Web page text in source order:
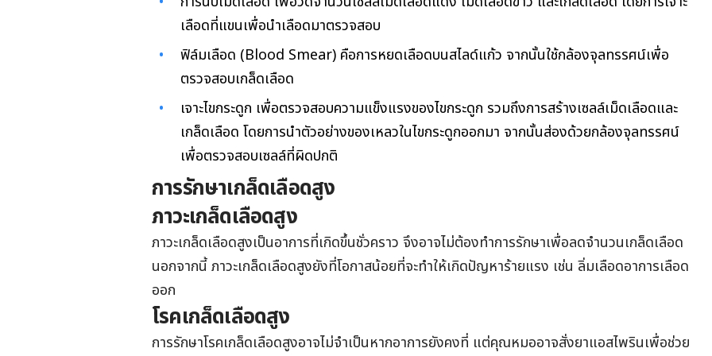
เลือดที่แขนเพื่อนำเลือดมาตรวจสอบ
ฟิล์มเลือด (Blood Smear) คือการหยดเลือดบนสไลด์แก้ว จากนั้นใช้กล้องจุลทรรศน์เพื่อ
ตรวจสอบเกล็ดเลือด
เจาะไขกระดูก เพื่อตรวจสอบความแข็งแรงของไขกระดูก รวมถึงการสร้างเซลล์เม็ดเลือดและ
เกล็ดเลือด โดยการนำตัวอย่างของเหลวในไขกระดูกออกมา จากนั้นส่องด้วยกล้องจุลทรรศน์
เพื่อตรวจสอบเซลล์ที่ผิดปกติ
การรักษาเกล็ดเลือดสูง
ภาวะเกล็ดเลือดสูง
ภาวะเกล็ดเลือดสูงเป็นอาการที่เกิดขึ้นชั่วคราว จึงอาจไม่ต้องทำการรักษาเพื่อลดจำนวนเกล็ดเลือด
นอกจากนี้ ภาวะเกล็ดเลือดสูงยังที่โอกาสน้อยที่จะทำให้เกิดปัญหาร้ายแรง เช่น ลิ่มเลือดอาการเลือด
ออก
โรคเกล็ดเลือดสูง
การรักษาโรคเกล็ดเลือดสูงอาจไม่จำเป็นหากอาการยังคงที่ แต่คุณหมออาจสั่งยาแอสไพรินเพื่อช่วย